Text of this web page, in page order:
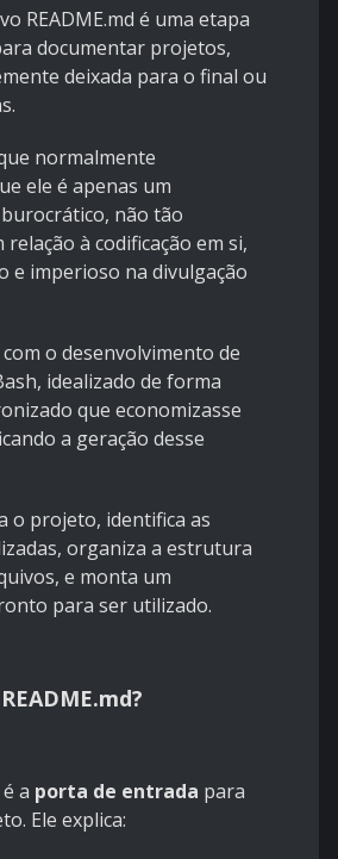
README.md é uma etapa
documentar projetos,
deixada para o final ou
normalmente
ele é apenas um
não tão
à codificação em si,
e imperioso na divulgação
o desenvolvimento de
idealizado de forma
que economizasse
a geração desse
o projeto, identifica as
organiza a estrutura
e monta um
para ser utilizado.
a porta de entrada para
Ele explica: